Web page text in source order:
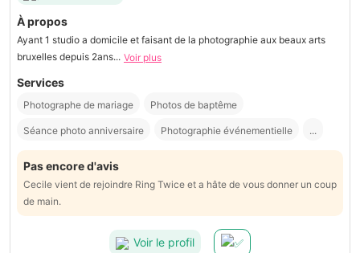
À propos
Ayant 1 studio a domicile et faisant de la photographie aux beaux arts
bruxelles depuis 2ans... Voir plus
Services
Photographe de mariage Photos de baptême
Séance photo anniversaire Photographie événementielle ...
Pas encore d'avis
Cecile vient de rejoindre Ring Twice et a hâte de vous donner un coup
de main.
Voir le profil